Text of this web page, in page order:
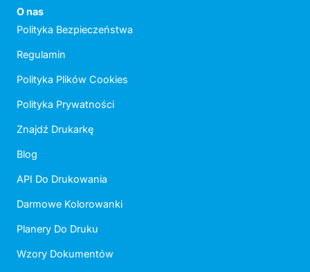
O nas
Polityka Bezpieczeństwa
Regulamin
Polityka Plików Cookies
Polityka Prywatności
Znajdź Drukarkę
Blog
API Do Drukowania
Darmowe Kolorowanki
Planery Do Druku
Wzory Dokumentów